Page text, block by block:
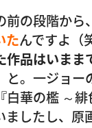
の段階から、
たんですよ（
作品はいまま
と。一ジョー
白華の檻 ～
ましたし、